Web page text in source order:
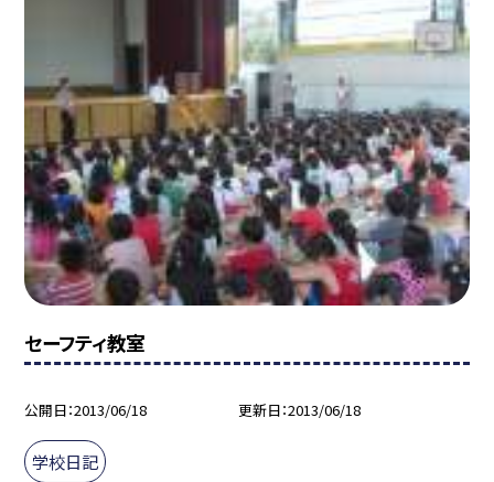
セーフティ教室
公開日 2013/06/18 更新日 2013/06/18
学校日記